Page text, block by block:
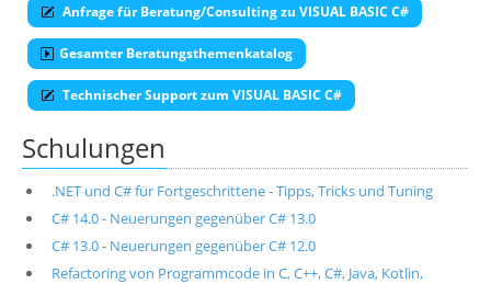
Anfrage für Beratung/Consulting zu VISUAL BASIC C#
Gesamter Beratungsthemenkatalog
Technischer Support zum VISUAL BASIC C#
Schulungen
.NET und C# für Fortgeschrittene - Tipps, Tricks und Tuning
C# 14.0 - Neuerungen gegenüber C# 13.0
C# 13.0 - Neuerungen gegenüber C# 12.0
Refactoring von Programmcode in C, C++, C#, Java, Kotlin,